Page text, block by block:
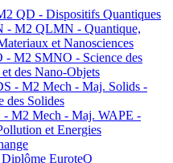
QD - Dispositifs Quantiques
- M2 QLMN - Quantique,
et Nanosciences
- M2 SMNO - Science des
des Nano-Objets
- M2 Mech - Maj. Solids -
des Solides
- M2 Mech - Maj. WAPE -
et Energies
EuroteQ